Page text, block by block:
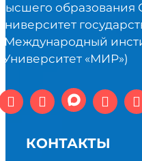
образования
«МИР»)
КОНТАКТЫ